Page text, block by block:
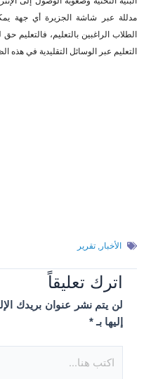
مدللة عبر شاشة الجزيرة أي جهة
الطلاب الراغبين بالتعليم، فالتعليم
التعليم عبر الوسائل التقليدية في هذه
الأخبار , تقرير
اترك تعليقاً
لن يتم نشر عنوان بريدك
إليها بـ*